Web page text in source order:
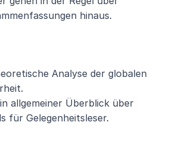
hinaus.
Analyse der globalen
allgemeiner Überblick über
für Gelegenheitsleser.